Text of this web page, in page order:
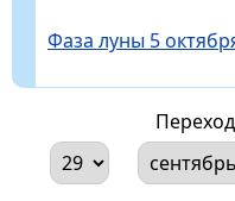
Фаза луны 5